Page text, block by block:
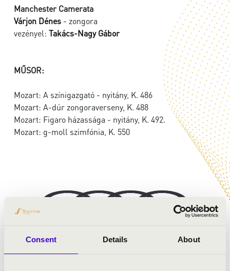
Consent Details About
Manchester Camerata
Várjon Dénes - zongora
vezényel: Takács-Nagy Gábor
MŰSOR:
Mozart: A színigazgató - nyitány, K. 486
Mozart: A-dúr zongoraverseny, K. 488
Mozart: Figaro házassága - nyitány, K. 492.
Mozart: g-moll szimfónia, K. 550